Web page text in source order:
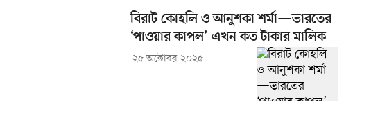
বিরাট কোহলি ও আনুশকা শর্মা—ভারতের
‘পাওয়ার কাপল’ এখন কত টাকার মালিক
২৫ অক্টোবর ২০২৫